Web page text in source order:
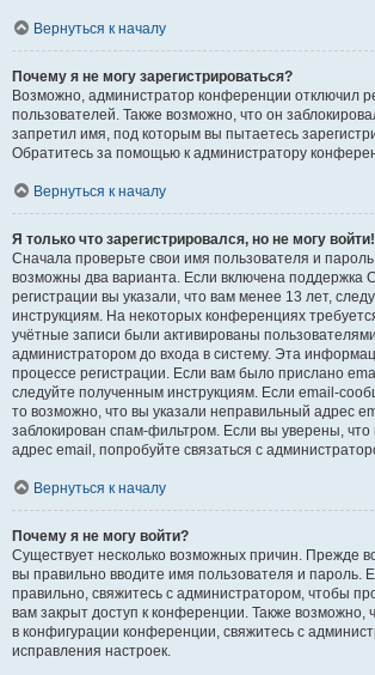
Вернуться к началу
Почему я не могу зарегистрироваться?
Возможно, администратор конференции отключил
пользователей. Также возможно, что он
запретил имя, под которым вы пытаетесь
Обратитесь за помощью к администратору
Вернуться к началу
Я только что зарегистрировался, но не могу войти!
Сначала проверьте свои имя пользователя и
возможны два варианта. Если включена поддержка
регистрации вы указали, что вам менее 13 лет,
инструкциям. На некоторых конференциях
учётные записи были активированы
администратором до входа в систему. Эта
процессе регистрации. Если вам было прислано
следуйте полученным инструкциям. Если email-
то возможно, что вы указали неправильный адрес
заблокирован спам-фильтром. Если вы уверены, что
адрес email, попробуйте связаться с
Вернуться к началу
Почему я не могу войти?
Существует несколько возможных причин. Прежде
вы правильно вводите имя пользователя и пароль.
правильно, свяжитесь с администратором, чтобы
вам закрыт доступ к конференции. Также
в конфигурации конференции, свяжитесь с
исправления настроек.